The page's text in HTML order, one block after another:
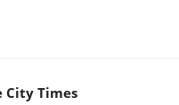
City Times